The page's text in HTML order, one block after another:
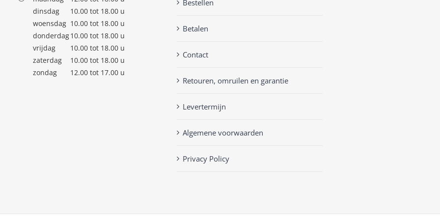
dinsdag
10.00 tot 18.00 u
woensdag 10.00 tot 18.00 u
donderdag10.00 tot 18.00 u
vrijdag
10.00 tot 18.00 u
zaterdag
10.00 tot 18.00 u
zondag
12.00 tot 17.00 u
Bestellen
Betalen
Contact
Retouren, omruilen en garantie
Levertermijn
Algemene voorwaarden
Privacy Policy